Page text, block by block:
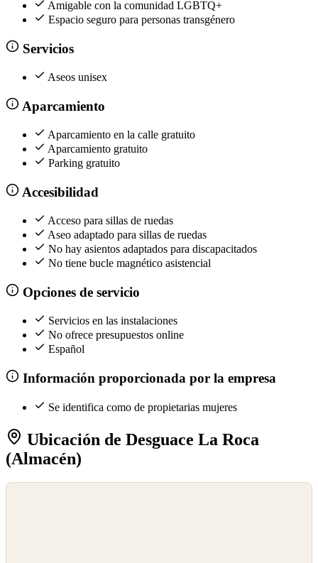
Amigable con la comunidad LGBTQ+
Espacio seguro para personas transgénero
Servicios
Aseos unisex
Aparcamiento
Aparcamiento en la calle gratuito
Aparcamiento gratuito
Parking gratuito
Accesibilidad
Acceso para sillas de ruedas
Aseo adaptado para sillas de ruedas
No hay asientos adaptados para discapacitados
No tiene bucle magnético asistencial
Opciones de servicio
Servicios en las instalaciones
No ofrece presupuestos online
Español
Información proporcionada por la empresa
Se identifica como de propietarias mujeres
Ubicación de Desguace La Roca
(Almacén)